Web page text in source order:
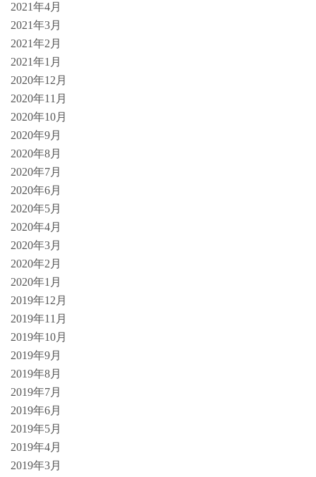
2021年4月
2021年3月
2021年2月
2021年1月
2020年12月
2020年11月
2020年10月
2020年9月
2020年8月
2020年7月
2020年6月
2020年5月
2020年4月
2020年3月
2020年2月
2020年1月
2019年12月
2019年11月
2019年10月
2019年9月
2019年8月
2019年7月
2019年6月
2019年5月
2019年4月
2019年3月